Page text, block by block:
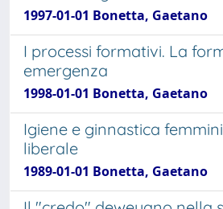
1997-01-01 Bonetta, Gaetano
I processi formativi. La
emergenza
1998-01-01 Bonetta, Gaetano
Igiene e ginnastica
liberale
1989-01-01 Bonetta, Gaetano